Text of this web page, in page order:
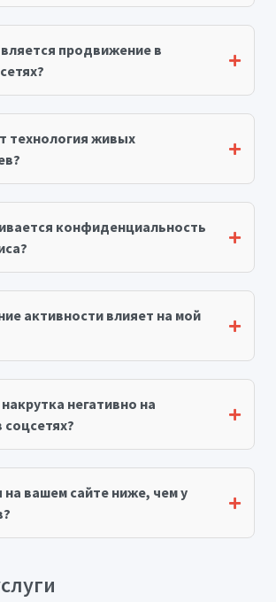
продвижение в
технология живых
конфиденциальность
активности влияет на мой
негативно на
соцсетях?
вашем сайте ниже, чем у